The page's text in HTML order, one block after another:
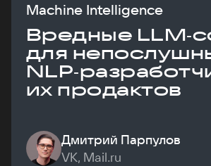
Machine Intelligence
Вредные
для
их продактов
Дмитрий Парпулов
VK, Mail.ru